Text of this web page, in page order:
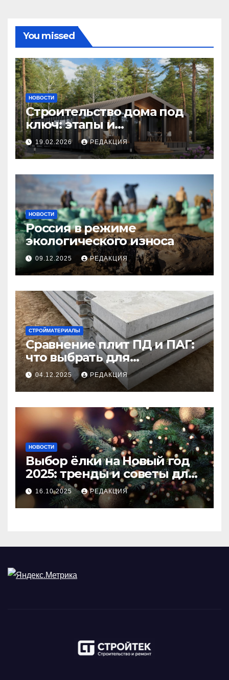
You missed
НОВОСТИ
Строительство дома под
ключ: этапы и
планирование бюджета
19.02.2026 РЕДАКЦИЯ
НОВОСТИ
Россия в режиме
экологического износа
09.12.2025 РЕДАКЦИЯ
СТРОЙМАТЕРИАЛЫ
Сравнение плит ПД и ПАГ:
что выбрать для
долговечного и прочного
покрытия
04.12.2025 РЕДАКЦИЯ
НОВОСТИ
Выбор ёлки на Новый год
2025: тренды и советы для
идеального праздника
16.10.2025 РЕДАКЦИЯ